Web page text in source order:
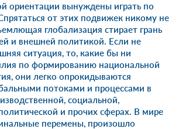
ориентации вынуждены играть по
от этих подвижек никому не
глобализация стирает грань
и внешней политикой. Если не
ситуация, то, какие бы ни
по формированию национальной
они легко опрокидываются
потоками и процессами в
социальной,
и прочих сферах. В мире
перемены, произошло